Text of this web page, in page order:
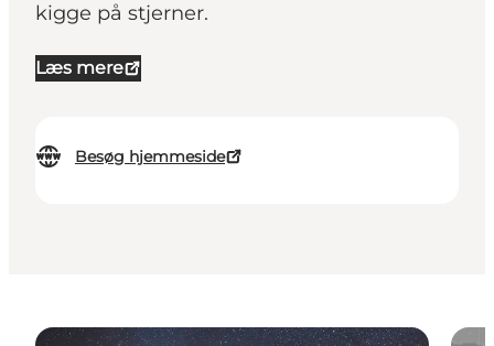
kigge på stjerner.
Læs mere
Besøg hjemmeside